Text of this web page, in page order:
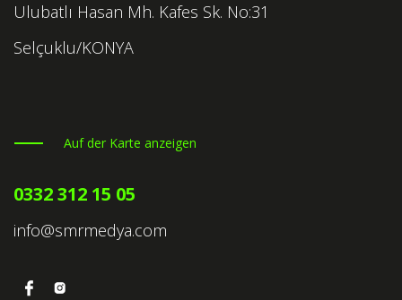
Ulubatlı Hasan Mh. Kafes Sk. No:31
Selçuklu/KONYA
Auf der Karte anzeigen
0332 312 15 05
info@smrmedya.com